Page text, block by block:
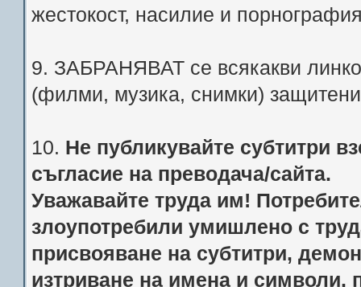
жестокост, насилие и
9. ЗАБРАНЯВАТ се всякакви
(филми, музика, снимки) защитени
10. Не публикувайте субтитри
съгласие на преводача/сайта.
Уважавайте труда им!
злоупотребили умишлено с
присвояване на субтитри,
изтриване на имена и